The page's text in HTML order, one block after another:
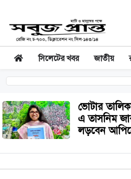
সিলেটের খবর জাতীয়
ভোটার
এ তাসনিম
লড়বেন